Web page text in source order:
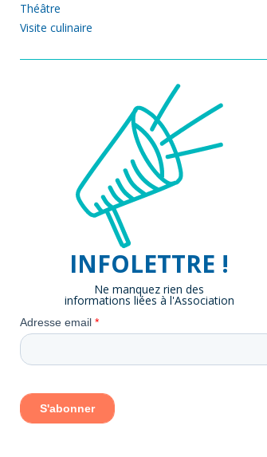
Théâtre
Visite culinaire
INFOLETTRE !
Ne manquez rien des
informations liées à l'Association